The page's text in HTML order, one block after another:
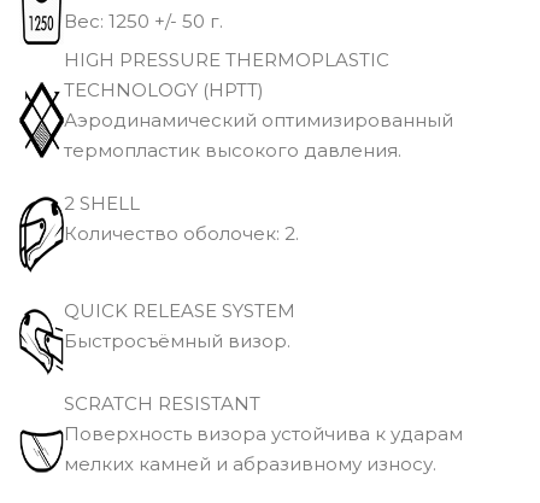
Вec: 1250 +/- 50 г.
HIGH PRESSURE THERMOPLASTIC
TECHNOLOGY (HPTT)
Аэродинамический оптимизированный
термопластик высокого давления.
2 SHELL
Количество оболочек: 2.
QUICK RELEASE SYSTEM
Быстросъёмный визор.
SCRATCH RESISTANT
Поверхность визора устойчива к ударам
мелких камней и абразивному износу.